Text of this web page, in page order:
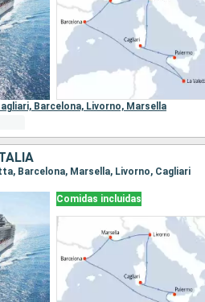
Barcelona, Livorno, Marsella
Barcelona, Marsella, Livorno, Cagliari
Comidas incluidas